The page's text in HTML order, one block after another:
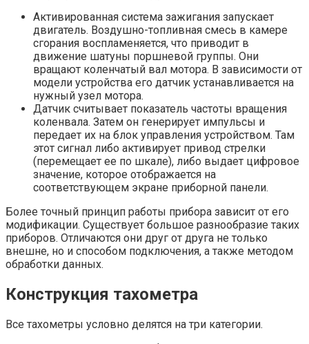
Активированная система зажигания запускает
двигатель. Воздушно-топливная смесь в камере
сгорания воспламеняется, что приводит в
движение шатуны поршневой группы. Они
вращают коленчатый вал мотора. В зависимости от
модели устройства его датчик устанавливается на
нужный узел мотора.
Датчик считывает показатель частоты вращения
коленвала. Затем он генерирует импульсы и
передает их на блок управления устройством. Там
этот сигнал либо активирует привод стрелки
(перемещает ее по шкале), либо выдает цифровое
значение, которое отображается на
соответствующем экране приборной панели.
Более точный принцип работы прибора зависит от его
модификации. Существует большое разнообразие таких
приборов. Отличаются они друг от друга не только
внешне, но и способом подключения, а также методом
обработки данных.
Конструкция тахометра
Все тахометры условно делятся на три категории.